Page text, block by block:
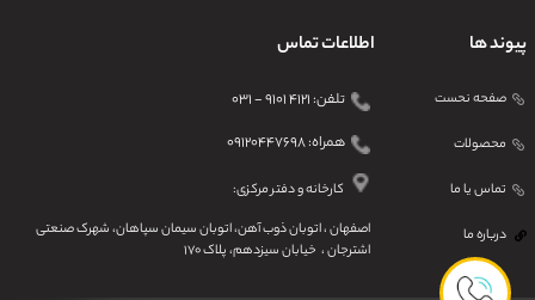
پیوند ها
صفحه نحست
محصولات
تماس یا ما
درباره ما
اطلاعات تماس
تلفن: ۴۱۲۱ ۹۱۰۱ - ۰۳۱
همراه: ۰۹۱۲۰۴۴۷۶۹۸
کارخانه و دفتر مرکزی:
اصفهان ، اتوبان ذوب آهن، اتوبان سیمان سپاهان، شهرک صنعتی
اشترجان ، خیابان سیزدهم، پلاک ۱۷۰